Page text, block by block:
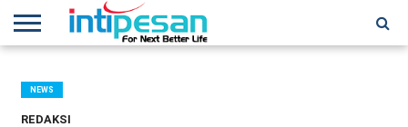
NEWS
CONFERENCES
TRAINING
IPSHOW
EVENT
IP
NETWORK
MORE
NEWS
REDAKSI